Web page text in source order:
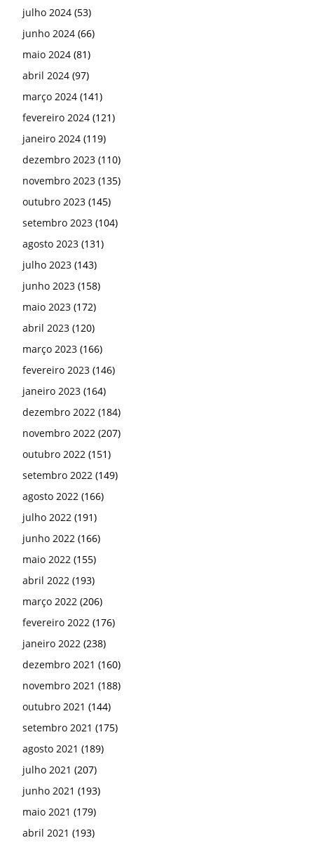
julho 2024 (53)
junho 2024 (66)
maio 2024 (81)
abril 2024 (97)
março 2024 (141)
fevereiro 2024 (121)
janeiro 2024 (119)
dezembro 2023 (110)
novembro 2023 (135)
outubro 2023 (145)
setembro 2023 (104)
agosto 2023 (131)
julho 2023 (143)
junho 2023 (158)
maio 2023 (172)
abril 2023 (120)
março 2023 (166)
fevereiro 2023 (146)
janeiro 2023 (164)
dezembro 2022 (184)
novembro 2022 (207)
outubro 2022 (151)
setembro 2022 (149)
agosto 2022 (166)
julho 2022 (191)
junho 2022 (166)
maio 2022 (155)
abril 2022 (193)
março 2022 (206)
fevereiro 2022 (176)
janeiro 2022 (238)
dezembro 2021 (160)
novembro 2021 (188)
outubro 2021 (144)
setembro 2021 (175)
agosto 2021 (189)
julho 2021 (207)
junho 2021 (193)
maio 2021 (179)
abril 2021 (193)